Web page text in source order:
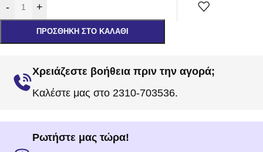
- +
ΠΡΟΣΘΉΚΗ ΣΤΟ ΚΑΛΆΘΙ
Χρειάζεστε βοήθεια πριν την αγορά;
Καλέστε μας στο 2310-703536.
Ρωτήστε μας τώρα!